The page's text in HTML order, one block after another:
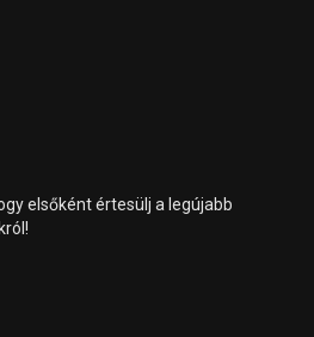
elsőként értesülj a legújabb